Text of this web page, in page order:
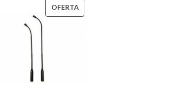
OFERTAPRODUCTO